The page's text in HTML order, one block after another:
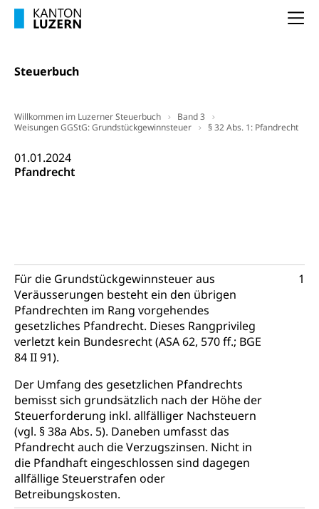
Steuerbuch
Willkommen im Luzerner Steuerbuch
Band 3
Weisungen GGStG: Grundstückgewinnsteuer
§ 32 Abs. 1: Pfandrecht
01.01.2024
Pfandrecht
Für die Grundstückgewinnsteuer aus
Veräusserungen besteht ein den übrigen
Pfandrechten im Rang vorgehendes
gesetzliches Pfandrecht. Dieses Rangprivileg
verletzt kein Bundesrecht (ASA 62, 570 ff.; BGE
84 II 91).
Der Umfang des gesetzlichen Pfandrechts
bemisst sich grundsätzlich nach der Höhe der
Steuerforderung inkl. allfälliger Nachsteuern
(vgl. § 38a Abs. 5). Daneben umfasst das
Pfandrecht auch die Verzugszinsen. Nicht in
die Pfandhaft eingeschlossen sind dagegen
allfällige Steuerstrafen oder
Betreibungskosten.
1
Gemeindeverbände für Abfallentsorgung
Bodenschutz, Landschaftsschutz, Gewässerschutz,
Naturschutz, Umweltschutz
Natur (Dienststelle Landwirtschaft und
Chemie und Gifte
Giftabfälle, Giftmüll, Schadstoffe, Giftstoffe, Störfall
ÖREB-Kataster
Grundeigentümerabfrage
Energie
Strom, Energieversorgung, Stromversorgung,
Energieverbrauch, Stromverbrauch, Energiequelle,
Windenergie, Wasserkraft, Sonnenenergie, fossile
Energie, erneuerbare Energie, Biomasse
Energiefachstellenkonferenz Zentralschweiz
Grundbuch
Grundbucheintrag, Grundbuchamt,
Grundeigentum, Grundstück
Grundbuch
Grundbuchplan mit Eigentümerabfrage
(Geoportal)
Luft und Klima
Luftreinhaltung, Luftverschmutzung, Klimaschutz,
Klimaveränderung, Treibhauseffekt
Atmosphäre, Luft, Klima (Geoportal)
Raumplanung